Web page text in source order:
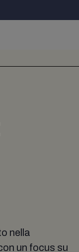
nella
un focus su